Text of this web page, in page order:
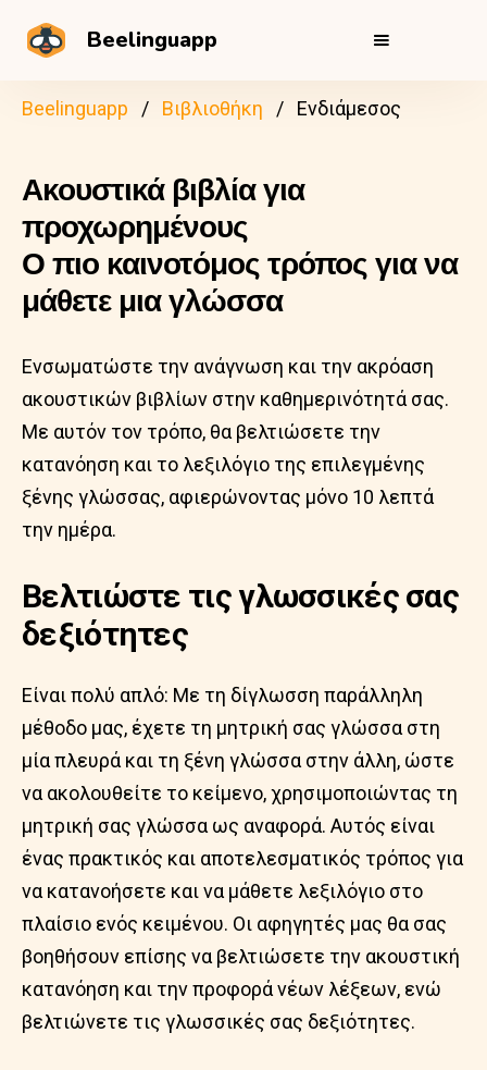
Beelinguapp
Beelinguapp Βιβλιοθήκη Ενδιάμεσος
Ακουστικά βιβλία για
προχωρημένους
Ο πιο καινοτόμος τρόπος για να
μάθετε μια γλώσσα
Ενσωματώστε την ανάγνωση και την ακρόαση
ακουστικών βιβλίων στην καθημερινότητά σας.
Με αυτόν τον τρόπο, θα βελτιώσετε την
κατανόηση και το λεξιλόγιο της επιλεγμένης
ξένης γλώσσας, αφιερώνοντας μόνο 10 λεπτά
την ημέρα.
Βελτιώστε τις γλωσσικές σας
δεξιότητες
Είναι πολύ απλό: Με τη δίγλωσση παράλληλη
μέθοδο μας, έχετε τη μητρική σας γλώσσα στη
μία πλευρά και τη ξένη γλώσσα στην άλλη, ώστε
να ακολουθείτε το κείμενο, χρησιμοποιώντας τη
μητρική σας γλώσσα ως αναφορά. Αυτός είναι
ένας πρακτικός και αποτελεσματικός τρόπος για
να κατανοήσετε και να μάθετε λεξιλόγιο στο
πλαίσιο ενός κειμένου. Οι αφηγητές μας θα σας
βοηθήσουν επίσης να βελτιώσετε την ακουστική
κατανόηση και την προφορά νέων λέξεων, ενώ
βελτιώνετε τις γλωσσικές σας δεξιότητες.